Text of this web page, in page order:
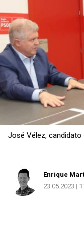
José Vélez, candidato
Enrique
23.05.2023 |